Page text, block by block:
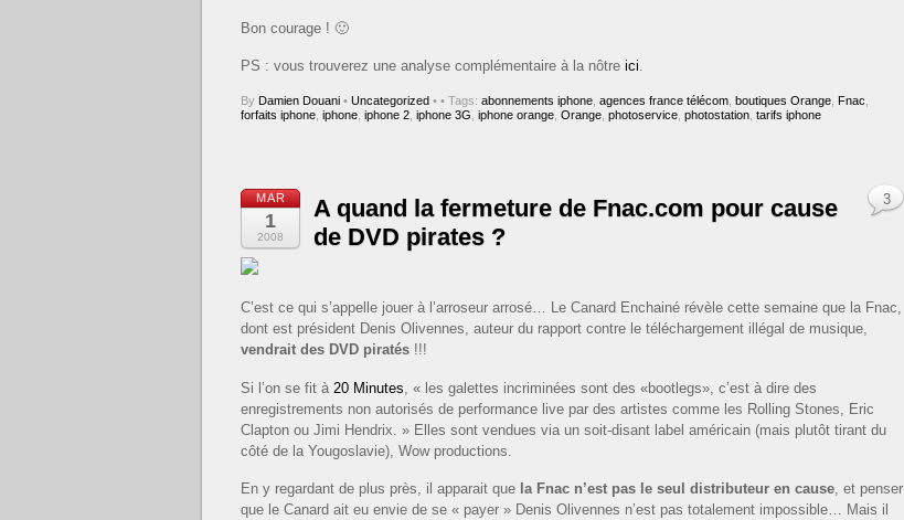
Bon courage ! 🙂
PS : vous trouverez une analyse complémentaire à la nôtre ici.
By Damien Douani • Uncategorized • • Tags: abonnements iphone agences france télécom boutiques Orange Fnac
forfaits iphone iphone iphone 2 iphone 3G iphone orange Orange photoservice photostation tarifs iphone
MAR
1
2008
A quand la fermeture de Fnac.com pour cause
de DVD pirates ?
C’est ce qui s’appelle jouer à l’arroseur arrosé… Le Canard Enchainé révèle cette semaine que la Fnac,
dont est président Denis Olivennes, auteur du rapport contre le téléchargement illégal de musique,
vendrait des DVD piratés !!!
Si l’on se fit à 20 Minutes , « les galettes incriminées sont des «bootlegs», c’est à dire des
enregistrements non autorisés de performance live par des artistes comme les Rolling Stones, Eric
Clapton ou Jimi Hendrix. » Elles sont vendues via un soit-disant label américain (mais plutôt tirant du
côté de la Yougoslavie), Wow productions.
En y regardant de plus près, il apparait que la Fnac n’est pas le seul distributeur en cause, et penser
que le Canard ait eu envie de se « payer » Denis Olivennes n’est pas totalement impossible… Mais il
3